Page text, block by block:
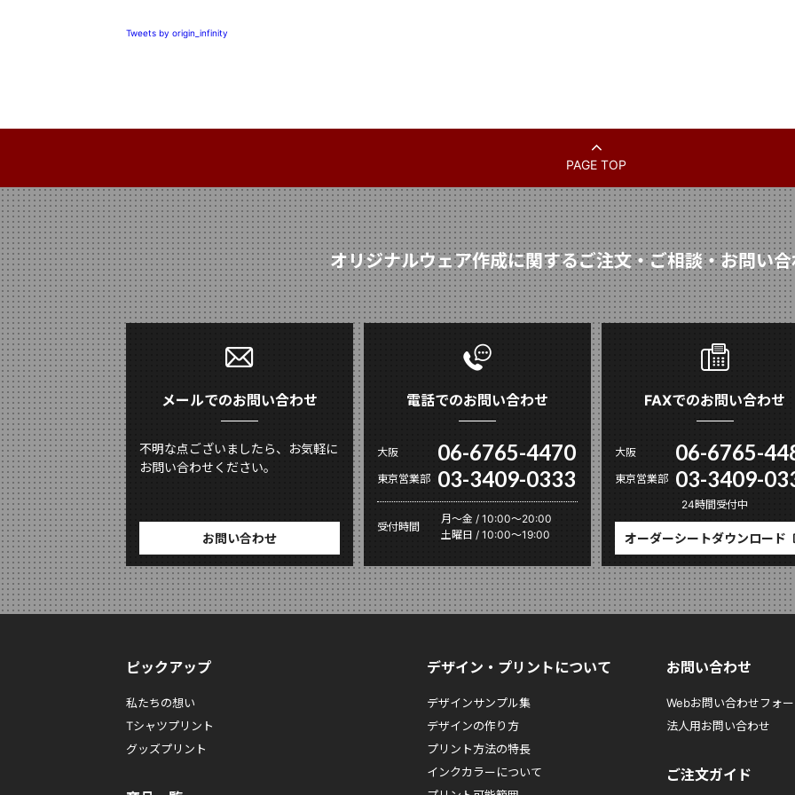
Tweets by origin_infinity
PAGE TOP
オリジナルウェア作成に関するご注文・ご相談・お問い
メールでのお問い合わせ
不明な点ございましたら、お気軽に
お問い合わせください。
お問い合わせ
電話でのお問い合わせ
大阪 06-6765-4470
東京営業部 03-3409-0333
受付時間
月〜金 / 10:00～20:00
土曜日 / 10:00～19:00
FAXでのお問い合わせ
大阪 06-6765-
東京営業部 03-3409-
24時間受付中
オーダーシートダウンロード
ピックアップ
私たちの想い
Tシャツプリント
グッズプリント
デザイン・プリントについて
デザインサンプル集
デザインの作り方
プリント方法の特長
インクカラーについて
お問い合わせ
Webお問い合わせフォ
法人用お問い合わせ
ご注文ガイド